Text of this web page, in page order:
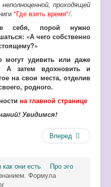
проходящей
"Где взять время"/.
себя, порой нужно
«А чего собственно
могут удивить или даже
А затем вдохновить и
на свои места, отделив
родного.
на главной странице
Увидимся!
Вперед
они есть
Про эго
Формула